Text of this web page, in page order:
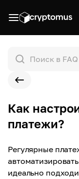
Как
платежи?
Регулярные
идеально